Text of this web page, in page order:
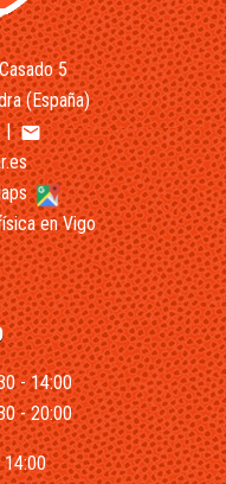
5
(España)
email
en Vigo
- 14:00
- 20:00
14:00